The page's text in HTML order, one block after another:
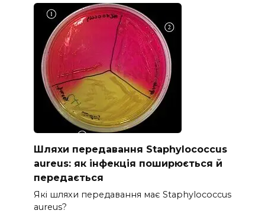
Шляхи передавання Staphylococcus
aureus: як інфекція поширюється й
передається
Які шляхи передавання має Staphylococcus
aureus?